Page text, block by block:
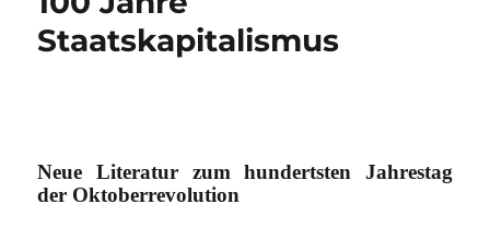
Staatskapitalismus
Neue Literatur zum hundertsten Jahrestag
der Oktoberrevolution